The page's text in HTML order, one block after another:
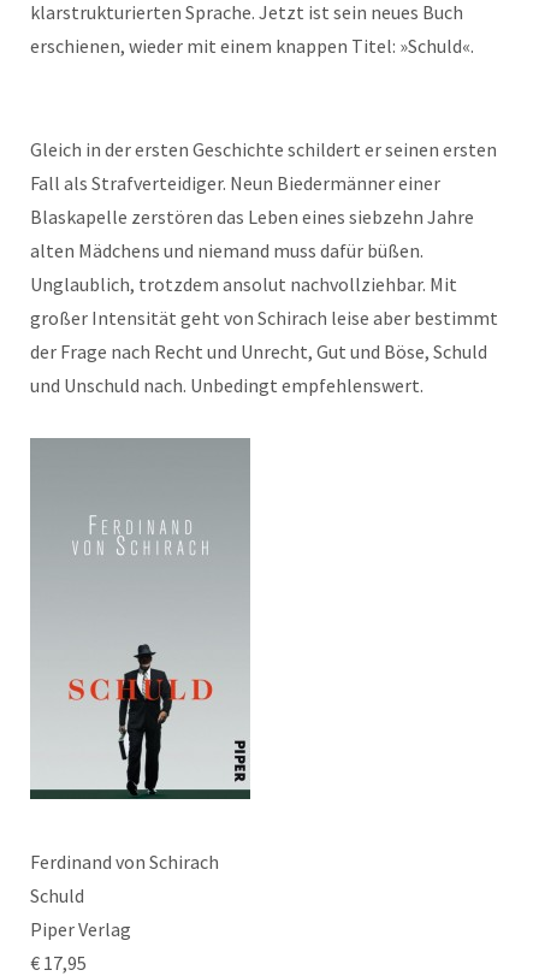
klarstrukturierten Sprache. Jetzt ist sein neues Buch
erschienen, wieder mit einem knappen Titel: »Schuld«.
Gleich in der ersten Geschichte schildert er seinen ersten
Fall als Strafverteidiger. Neun Biedermänner einer
Blaskapelle zerstören das Leben eines siebzehn Jahre
alten Mädchens und niemand muss dafür büßen.
Unglaublich, trotzdem ansolut nachvollziehbar. Mit
großer Intensität geht von Schirach leise aber bestimmt
der Frage nach Recht und Unrecht, Gut und Böse, Schuld
und Unschuld nach. Unbedingt empfehlenswert.
Ferdinand von Schirach
Schuld
Piper Verlag
€ 17,95